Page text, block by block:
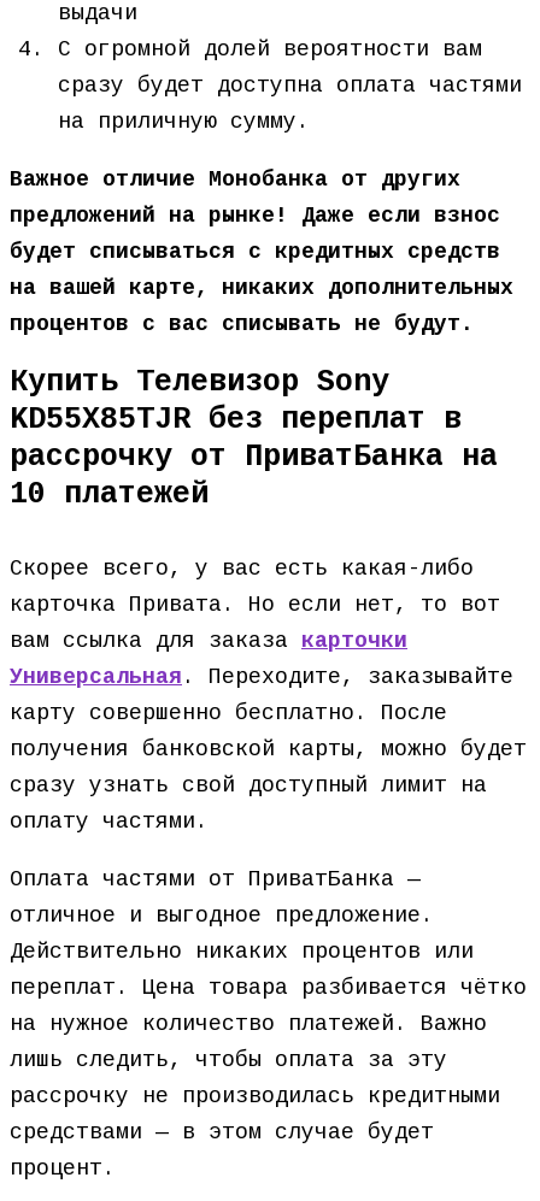
выдачи
С огромной долей вероятности вам
сразу будет доступна оплата частями
на приличную сумму.
Важное отличие Монобанка от других
предложений на рынке! Даже если взнос
будет списываться с кредитных средств
на вашей карте, никаких дополнительных
процентов с вас списывать не будут.
Купить Телевизор Sony
KD55X85TJR без переплат в
рассрочку от ПриватБанка на
10 платежей
Скорее всего, у вас есть какая-либо
карточка Привата. Но если нет, то вот
вам ссылка для заказа карточки
Универсальная . Переходите, заказывайте
карту совершенно бесплатно. После
получения банковской карты, можно будет
сразу узнать свой доступный лимит на
оплату частями.
Оплата частями от ПриватБанка —
отличное и выгодное предложение.
Действительно никаких процентов или
переплат. Цена товара разбивается чётко
на нужное количество платежей. Важно
лишь следить, чтобы оплата за эту
рассрочку не производилась кредитными
средствами — в этом случае будет
процент.